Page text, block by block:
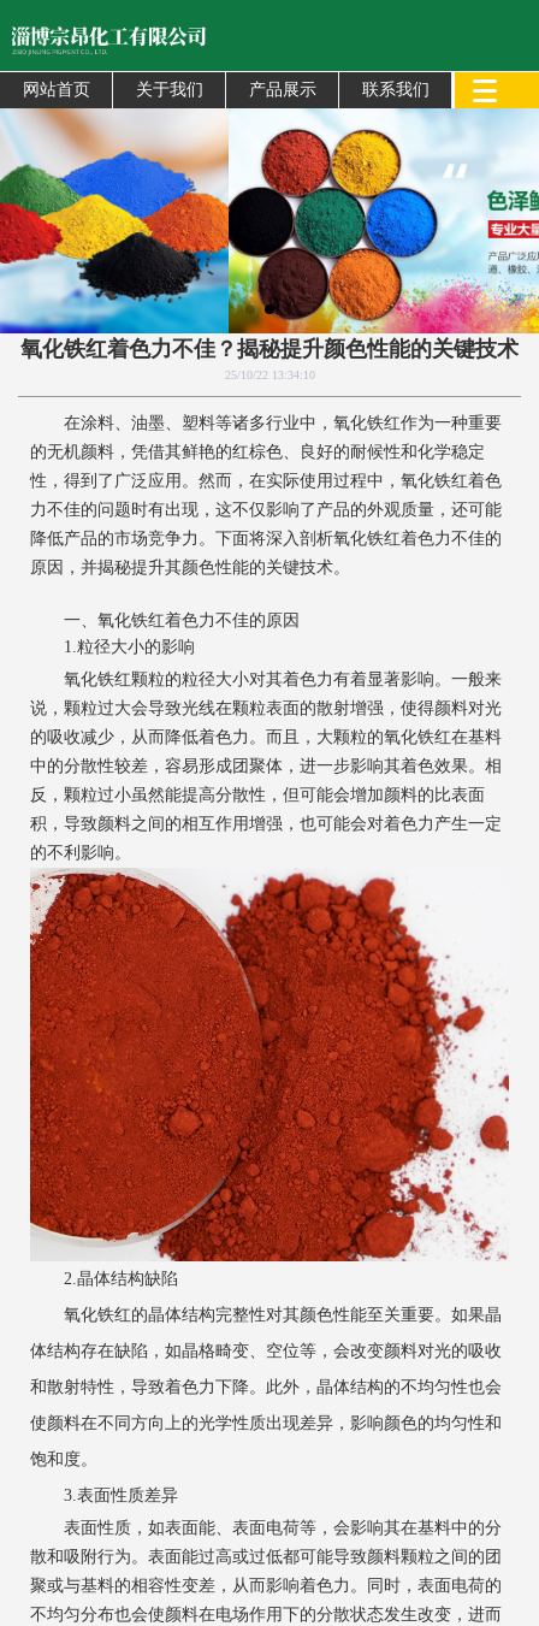
网站首页 关于我们 产品展示 联系我们
氧化铁红着色力不佳？揭秘提升颜色性能的关键技术
25/10/22 13:34:10
在涂料、油墨、塑料等诸多行业中，氧化铁红作为一种重要
的无机颜料，凭借其鲜艳的红棕色、良好的耐候性和化学稳定
性，得到了广泛应用。然而，在实际使用过程中，氧化铁红着色
力不佳的问题时有出现，这不仅影响了产品的外观质量，还可能
降低产品的市场竞争力。下面将深入剖析氧化铁红着色力不佳的
原因，并揭秘提升其颜色性能的关键技术。
一、氧化铁红着色力不佳的原因
1.粒径大小的影响
氧化铁红颗粒的粒径大小对其着色力有着显著影响。一般来
说，颗粒过大会导致光线在颗粒表面的散射增强，使得颜料对光
的吸收减少，从而降低着色力。而且，大颗粒的氧化铁红在基料
中的分散性较差，容易形成团聚体，进一步影响其着色效果。相
反，颗粒过小虽然能提高分散性，但可能会增加颜料的比表面
积，导致颜料之间的相互作用增强，也可能会对着色力产生一定
的不利影响。
2.晶体结构缺陷
氧化铁红的晶体结构完整性对其颜色性能至关重要。如果晶
体结构存在缺陷，如晶格畸变、空位等，会改变颜料对光的吸收
和散射特性，导致着色力下降。此外，晶体结构的不均匀性也会
使颜料在不同方向上的光学性质出现差异，影响颜色的均匀性和
饱和度。
3.表面性质差异
表面性质，如表面能、表面电荷等，会影响其在基料中的分
散和吸附行为。表面能过高或过低都可能导致颜料颗粒之间的团
聚或与基料的相容性变差，从而影响着色力。同时，表面电荷的
不均匀分布也会使颜料在电场作用下的分散状态发生改变，进而